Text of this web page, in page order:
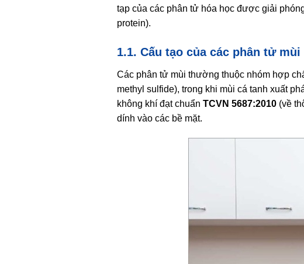
tạp của các phân tử hóa học được giải
protein).
1.1. Cấu tạo của các phân tử mùi
Các phân tử mùi thường thuộc nhóm hợp
methyl sulfide), trong khi mùi cá tanh xuất
không khí đạt chuẩn TCVN 5687:2010(về
dính vào các bề mặt.